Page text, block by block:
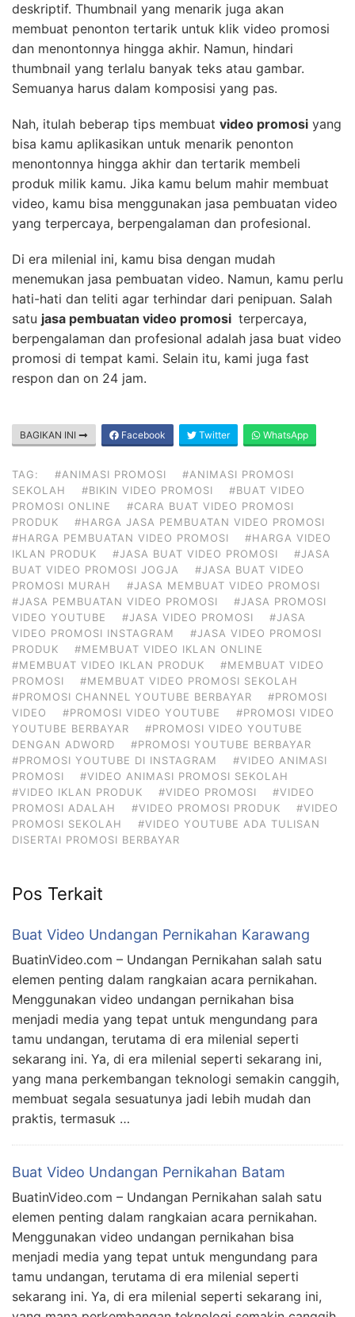
deskriptif. Thumbnail yang menarik juga akan
membuat penonton tertarik untuk klik video promosi
dan menontonnya hingga akhir. Namun, hindari
thumbnail yang terlalu banyak teks atau gambar.
Semuanya harus dalam komposisi yang pas.
Nah, itulah beberap tips membuat video promosi yang
bisa kamu aplikasikan untuk menarik penonton
menontonnya hingga akhir dan tertarik membeli
produk milik kamu. Jika kamu belum mahir membuat
video, kamu bisa menggunakan jasa pembuatan video
yang terpercaya, berpengalaman dan profesional.
Di era milenial ini, kamu bisa dengan mudah
menemukan jasa pembuatan video. Namun, kamu perlu
hati-hati dan teliti agar terhindar dari penipuan. Salah
satu jasa pembuatan video promosi terpercaya,
berpengalaman dan profesional adalah jasa buat video
promosi di tempat kami. Selain itu, kami juga fast
respon dan on 24 jam.
BAGIKAN INI Facebook Twitter WhatsApp
TAG: #ANIMASI PROMOSI
#ANIMASI PROMOSI
SEKOLAH
#BIKIN VIDEO PROMOSI
#BUAT VIDEO
PROMOSI ONLINE
#CARA BUAT VIDEO PROMOSI
PRODUK
#HARGA JASA PEMBUATAN VIDEO PROMOSI
#HARGA PEMBUATAN VIDEO PROMOSI
#HARGA VIDEO
IKLAN PRODUK
#JASA BUAT VIDEO PROMOSI
#JASA
BUAT VIDEO PROMOSI JOGJA
#JASA BUAT VIDEO
PROMOSI MURAH
#JASA MEMBUAT VIDEO PROMOSI
#JASA PEMBUATAN VIDEO PROMOSI
#JASA PROMOSI
VIDEO YOUTUBE
#JASA VIDEO PROMOSI
#JASA
VIDEO PROMOSI INSTAGRAM
#JASA VIDEO PROMOSI
PRODUK
#MEMBUAT VIDEO IKLAN ONLINE
#MEMBUAT VIDEO IKLAN PRODUK
#MEMBUAT VIDEO
PROMOSI
#MEMBUAT VIDEO PROMOSI SEKOLAH
#PROMOSI CHANNEL YOUTUBE BERBAYAR
#PROMOSI
VIDEO
#PROMOSI VIDEO YOUTUBE
#PROMOSI VIDEO
YOUTUBE BERBAYAR
#PROMOSI VIDEO YOUTUBE
DENGAN ADWORD
#PROMOSI YOUTUBE BERBAYAR
#PROMOSI YOUTUBE DI INSTAGRAM
#VIDEO ANIMASI
PROMOSI
#VIDEO ANIMASI PROMOSI SEKOLAH
#VIDEO IKLAN PRODUK
#VIDEO PROMOSI
#VIDEO
PROMOSI ADALAH
#VIDEO PROMOSI PRODUK
#VIDEO
PROMOSI SEKOLAH
#VIDEO YOUTUBE ADA TULISAN
DISERTAI PROMOSI BERBAYAR
Pos Terkait
Buat Video Undangan Pernikahan Karawang
BuatinVideo.com – Undangan Pernikahan salah satu
elemen penting dalam rangkaian acara pernikahan.
Menggunakan video undangan pernikahan bisa
menjadi media yang tepat untuk mengundang para
tamu undangan, terutama di era milenial seperti
sekarang ini. Ya, di era milenial seperti sekarang ini,
yang mana perkembangan teknologi semakin canggih,
membuat segala sesuatunya jadi lebih mudah dan
praktis, termasuk …
Buat Video Undangan Pernikahan Batam
BuatinVideo.com – Undangan Pernikahan salah satu
elemen penting dalam rangkaian acara pernikahan.
Menggunakan video undangan pernikahan bisa
menjadi media yang tepat untuk mengundang para
tamu undangan, terutama di era milenial seperti
sekarang ini. Ya, di era milenial seperti sekarang ini,